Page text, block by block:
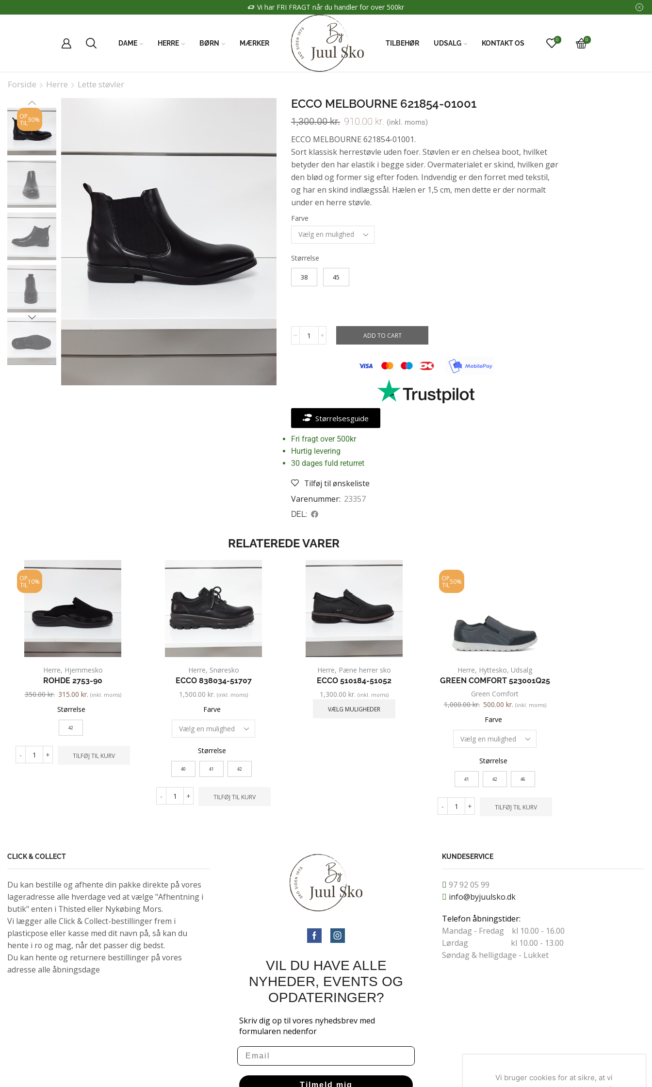
Vi har FRI FRAGT når du handler for over 500kr
DAME HERRE BØRN MÆRKER TILBEHØR UDSALG KONTAKT OS 0 0
Forside Herre Lette støvler
OP
TIL 30%
ECCO MELBOURNE 621854-01001
1,300.00kr. 910.00 kr. (inkl. moms)
ECCO MELBOURNE 621854-01001.
Sort klassisk herrestøvle uden foer. Støvlen er en chelsea boot, hvilket
betyder den har elastik i begge sider. Overmaterialet er skind, hvilken gør
den blød og former sig efter foden. Indvendig er den forret med tekstil,
og har en skind indlægssål. Hælen er 1,5 cm, men dette er der normalt
under en herre støvle.
Farve
Størrelse
38 45
ADD TO CART
Størrelsesguide
Fri fragt over 500kr
Hurtig levering
30 dages fuld returret
Tilføj til ønskeliste
Varenummer: 23357
DEL:
RELATEREDE VARER
OP
TIL 10%
Herre, Hjemmesko
ROHDE 2753-90
350.00kr. 315.00 kr. (inkl. moms)
Størrelse
42
- + TILFØJ TIL KURV
Herre, Snøresko
ECCO 838034-51707
1,500.00 kr. (inkl. moms)
Farve
Størrelse
40 41 42
- + TILFØJ TIL KURV
Herre, Pæne herrer sko
ECCO 510184-51052
1,300.00 kr. (inkl. moms)
VÆLG MULIGHEDER
OP
TIL 50%
Herre, Hyttesko, Udsalg
GREEN COMFORT 523001Q25
Green Comfort
1,000.00kr. 500.00 kr. (inkl. moms)
Farve
Størrelse
41 42 46
- + TILFØJ TIL KURV
CLICK & COLLECT
Du kan bestille og afhente din pakke direkte på vores
lageradresse alle hverdage ved at vælge "Afhentning i
butik" enten i Thisted eller Nykøbing Mors.
Vi lægger alle Click & Collect-bestillinger frem i
plasticpose eller kasse med dit navn på, så kan du
hente i ro og mag, når det passer dig bedst.
Du kan hente og returnere bestillinger på vores
adresse alle åbningsdage
VIL DU HAVE ALLE
NYHEDER, EVENTS OG
OPDATERINGER?
Skriv dig op til vores nyhedsbrev med
formularen nedenfor
Email
Tilmeld mig
KUNDESERVICE
97 92 05 99
info@byjuulsko.dk
Telefon åbningstider:
Mandag - Fredag kl 10.00 - 16.00
Lørdag kl 10.00 - 13.00
Søndag & helligdage - Lukket
Vi bruger cookies for at sikre, at vi